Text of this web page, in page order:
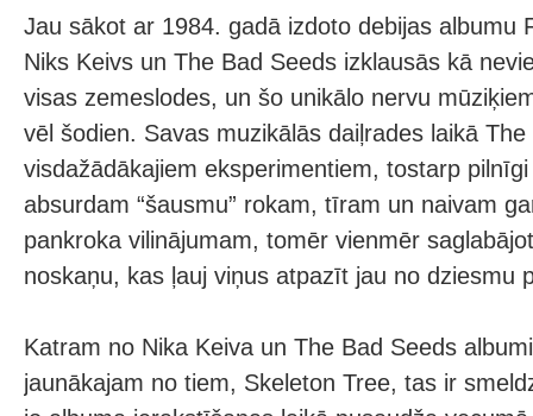
Jau sākot ar 1984. gadā izdoto debijas albumu
Niks Keivs un The Bad Seeds izklausās kā
visas zemeslodes, un šo unikālo nervu
vēl šodien. Savas muzikālās daiļrades laikā
visdažādākajiem eksperimentiem, tostarp
absurdam “šausmu” rokam, tīram un naivam
pankroka vilinājumam, tomēr vienmēr
noskaņu, kas ļauj viņus atpazīt jau no dziesmu
Katram no Nika Keiva un The Bad Seeds
jaunākajam no tiem, Skeleton Tree, tas ir